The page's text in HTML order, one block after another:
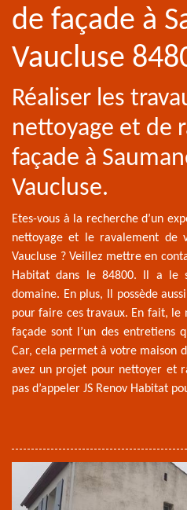
de façade à
Vaucluse
Réaliser les
nettoyage et de
façade à
Vaucluse.
Etes-vous à la recherche d’un
nettoyage et le ravalement de
Vaucluse ? Veillez mettre en
Habitat dans le 84800. Il a le
domaine. En plus, Il possède
pour faire ces travaux. En fait,
façade sont l’un des entretiens
Car, cela permet à votre maison
avez un projet pour nettoyer et
pas d’appeler JS Renov Habitat